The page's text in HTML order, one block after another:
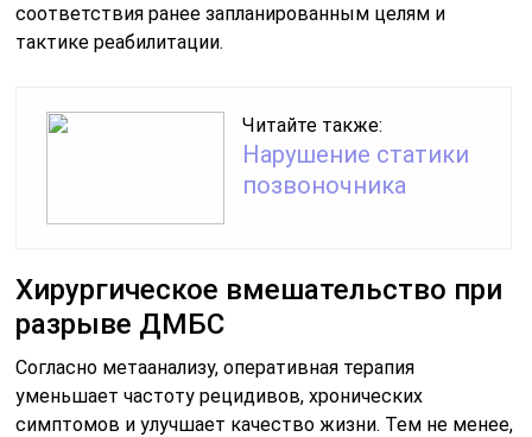
соответствия ранее запланированным целям и
тактике реабилитации.
Читайте также:
Нарушение статики
позвоночника
Хирургическое вмешательство при
разрыве ДМБС
Согласно метаанализу, оперативная терапия
уменьшает частоту рецидивов, хронических
симптомов и улучшает качество жизни. Тем не менее,